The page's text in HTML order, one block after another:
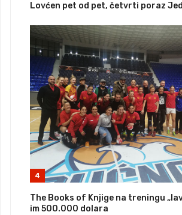
Lovćen pet od pet, četvrti poraz
4
The Books of Knjige na treningu
im 500.000 dolara